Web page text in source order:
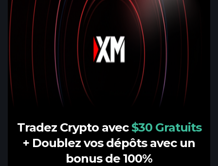
Tradez Crypto avec $30 Gratuits
+ Doublez vos dépôts avec un
bonus de 100%